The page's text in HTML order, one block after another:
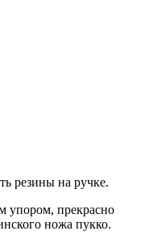
резины на ручке.
упором, прекрасно
ножа пукко.